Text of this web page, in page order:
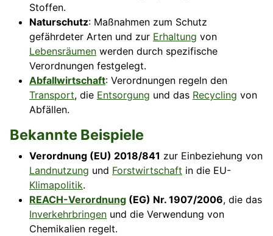
Stoffen.
Naturschutz: Maßnahmen zum Schutz
gefährdeter Arten und zur Erhaltung von
Lebensräumen werden durch spezifische
Verordnungen festgelegt.
Abfallwirtschaft: Verordnungen regeln den
Transport, die Entsorgung und das Recycling von
Abfällen.
Bekannte Beispiele
Verordnung (EU) 2018/841 zur Einbeziehung von
Landnutzung und Forstwirtschaft in die EU-
Klimapolitik.
REACH-Verordnung (EG) Nr. 1907/2006, die das
Inverkehrbringen und die Verwendung von
Chemikalien regelt.